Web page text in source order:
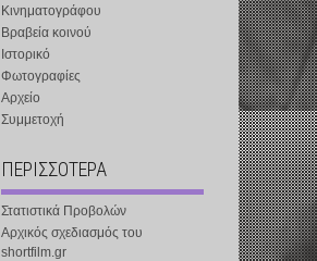
Κινηματογράφου
Βραβεία κοινού
Ιστορικό
Φωτογραφίες
Αρχείο
Συμμετοχή
ΠΕΡΙΣΣΟΤΕΡΑ
Στατιστικά Προβολών
Αρχικός σχεδιασμός του
shortfilm.gr